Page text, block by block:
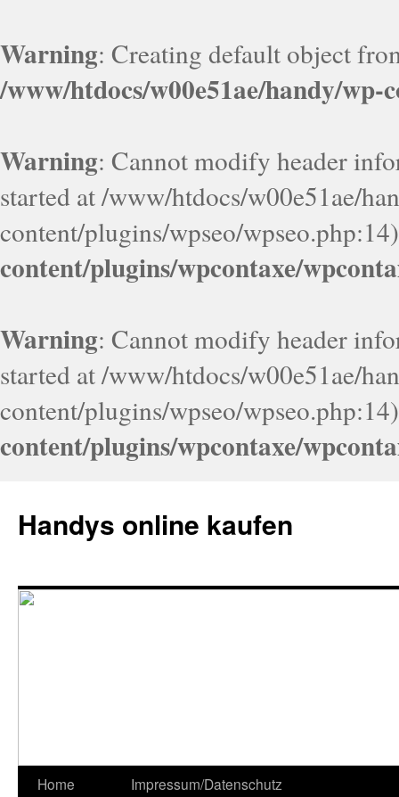
Warning: Creating default object
/www/htdocs/w00e51ae/handy/wp-
Warning: Cannot modify header
started at /www/htdocs/w00e51ae/
content/plugins/wpseo/
content/plugins/wpcontaxe/
Warning: Cannot modify header
started at /www/htdocs/w00e51ae/
content/plugins/wpseo/
content/plugins/wpcontaxe/
Handys online kaufen
Home Impressum/Datenschutz